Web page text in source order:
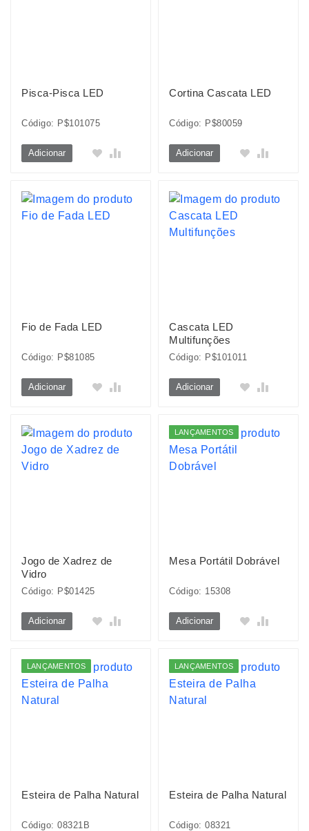
Pisca-Pisca LED
Código: P$101075
Adicionar
Cortina Cascata LED
Código: P$80059
Adicionar
Fio de Fada LED
Código: P$81085
Adicionar
Cascata LED
Multifunções
Código: P$101011
Adicionar
Jogo de Xadrez de
Vidro
Código: P$01425
Adicionar
LANÇAMENTOS
Mesa Portátil Dobrável
Código: 15308
Adicionar
LANÇAMENTOS
Esteira de Palha Natural
Código: 08321B
LANÇAMENTOS
Esteira de Palha Natural
Código: 08321